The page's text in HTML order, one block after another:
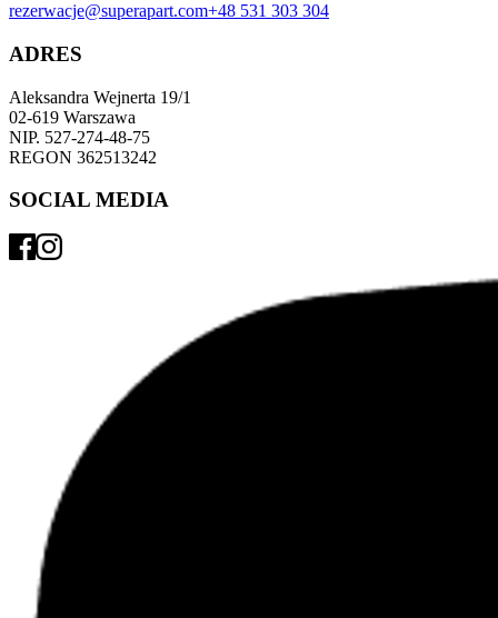
rezerwacje@superapart.com+48 531 303 304
ADRES
Aleksandra Wejnerta 19/1
02-619 Warszawa
NIP. 527-274-48-75
REGON 362513242
SOCIAL MEDIA